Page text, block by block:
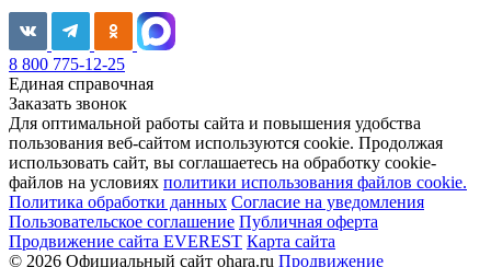
8 800 775-12-25
Единая справочная
Заказать звонок
Для оптимальной работы сайта и повышения удобства
пользования веб-сайтом используются cookie. Продолжая
использовать сайт, вы соглашаетесь на обработку cookie-
файлов на условиях политики использования файлов cookie.
Политика обработки данных Согласие на уведомления
Пользовательское соглашение Публичная оферта
Продвижение сайта EVEREST Карта сайта
© 2026 Официальный сайт ohara.ru Продвижение